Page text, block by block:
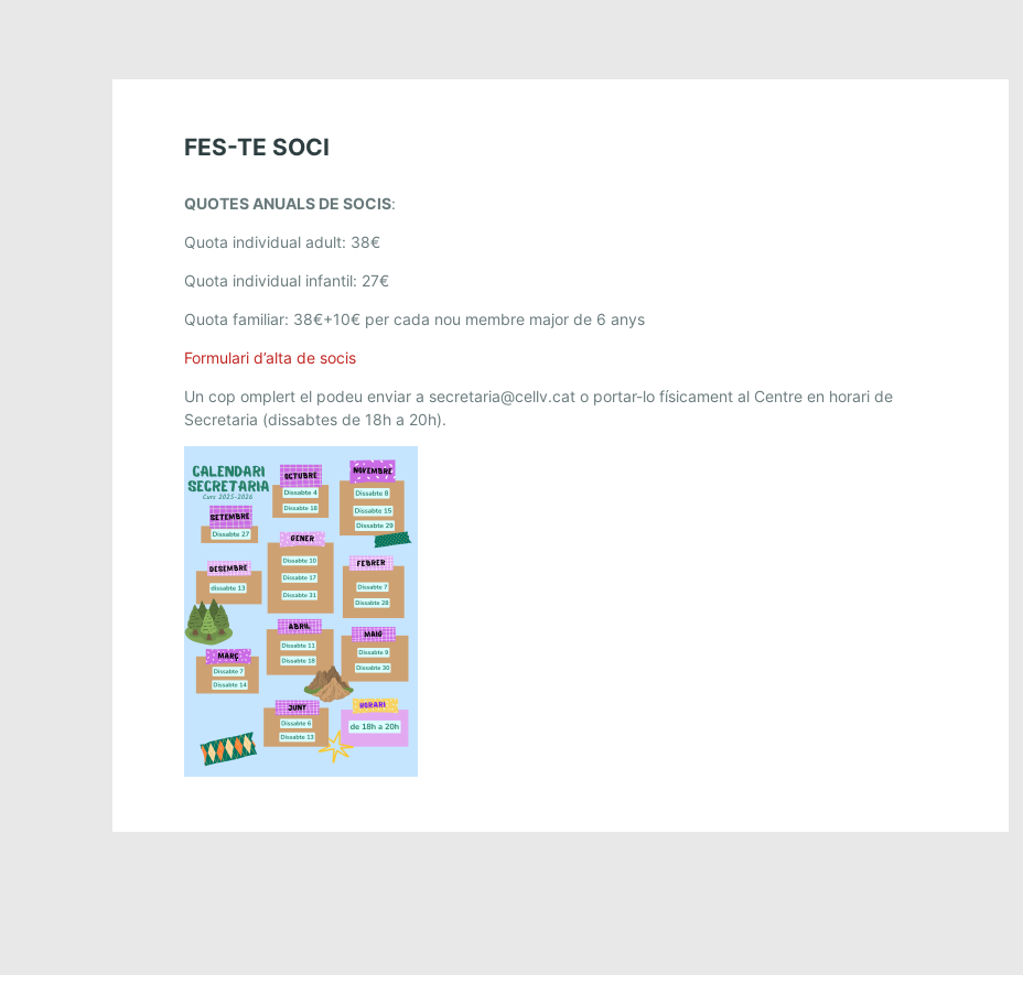
FES-TE SOCI
QUOTES ANUALS DE SOCIS:
Quota individual adult: 38€
Quota individual infantil: 27€
Quota familiar: 38€+10€ per cada nou membre major de 6 anys
Formulari d’alta de socis
Un cop omplert el podeu enviar a secretaria@cellv.cat o portar-lo físicament al Centre en horari de
Secretaria (dissabtes de 18h a 20h).